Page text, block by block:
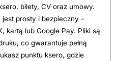
bilety, CV oraz umowy.
jest prosty i bezpieczny –
kartą lub Google Pay. Pliki są
co gwarantuje pełną
punktu ksero, gdzie